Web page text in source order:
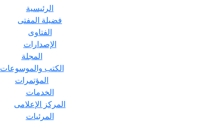
الرئيسية
فضيلة المفتى
الفتاوى
الإصدارات
المجلة
الكتب والموسوعات
المؤتمرات
الخدمات
المركز الإعلامى
المرئيات